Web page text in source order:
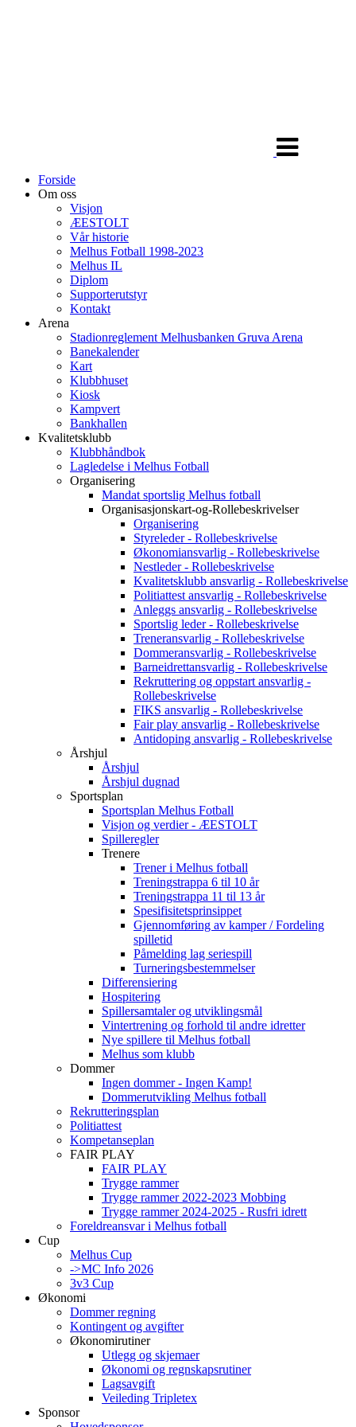
Forside
Om oss
Visjon
ÆESTOLT
Vår historie
Melhus Fotball 1998-2023
Melhus IL
Diplom
Supporterutstyr
Kontakt
Arena
Stadionreglement Melhusbanken Gruva Arena
Banekalender
Kart
Klubbhuset
Kiosk
Kampvert
Bankhallen
Kvalitetsklubb
Klubbhåndbok
Lagledelse i Melhus Fotball
Organisering
Mandat sportslig Melhus fotball
Organisasjonskart-og-Rollebeskrivelser
Organisering
Styreleder - Rollebeskrivelse
Økonomiansvarlig - Rollebeskrivelse
Nestleder - Rollebeskrivelse
Kvalitetsklubb ansvarlig - Rollebeskrivelse
Politiattest ansvarlig - Rollebeskrivelse
Anleggs ansvarlig - Rollebeskrivelse
Sportslig leder - Rollebeskrivelse
Treneransvarlig - Rollebeskrivelse
Dommeransvarlig - Rollebeskrivelse
Barneidrettansvarlig - Rollebeskrivelse
Rekruttering og oppstart ansvarlig -
Rollebeskrivelse
FIKS ansvarlig - Rollebeskrivelse
Fair play ansvarlig - Rollebeskrivelse
Antidoping ansvarlig - Rollebeskrivelse
Årshjul
Årshjul
Årshjul dugnad
Sportsplan
Sportsplan Melhus Fotball
Visjon og verdier - ÆESTOLT
Spilleregler
Trenere
Trener i Melhus fotball
Treningstrappa 6 til 10 år
Treningstrappa 11 til 13 år
Spesifisitetsprinsippet
Gjennomføring av kamper / Fordeling
spilletid
Påmelding lag seriespill
Turneringsbestemmelser
Differensiering
Hospitering
Spillersamtaler og utviklingsmål
Vintertrening og forhold til andre idretter
Nye spillere til Melhus fotball
Melhus som klubb
Dommer
Ingen dommer - Ingen Kamp!
Dommerutvikling Melhus fotball
Rekrutteringsplan
Politiattest
Kompetanseplan
FAIR PLAY
FAIR PLAY
Trygge rammer
Trygge rammer 2022-2023 Mobbing
Trygge rammer 2024-2025 - Rusfri idrett
Foreldreansvar i Melhus fotball
Cup
Melhus Cup
->MC Info 2026
3v3 Cup
Økonomi
Dommer regning
Kontingent og avgifter
Økonomirutiner
Utlegg og skjemaer
Økonomi og regnskapsrutiner
Lagsavgift
Veileding Tripletex
Sponsor